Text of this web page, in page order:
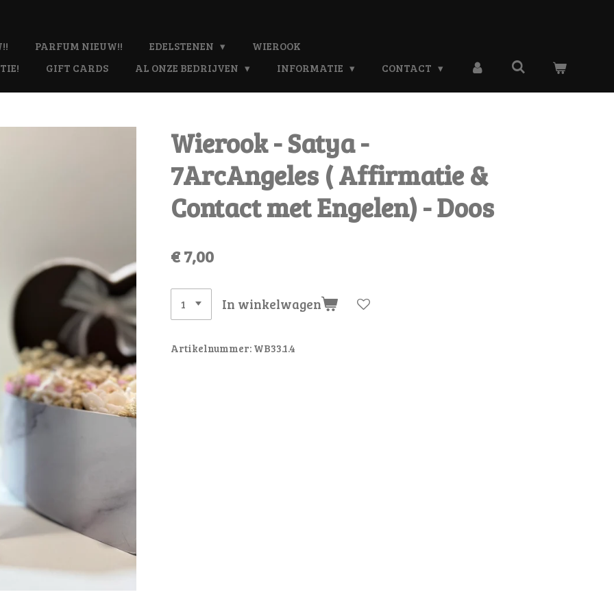
PARFUM NIEUW!! EDELSTENEN
WIEROOK
GIFT CARDS AL ONZE BEDRIJVEN INFORMATIE CONTACT
Wierook - Satya -
7ArcAngeles ( Affirmatie &
Contact met Engelen) - Doos
€ 7,00
In winkelwagen
Artikelnummer: WB33.1.4